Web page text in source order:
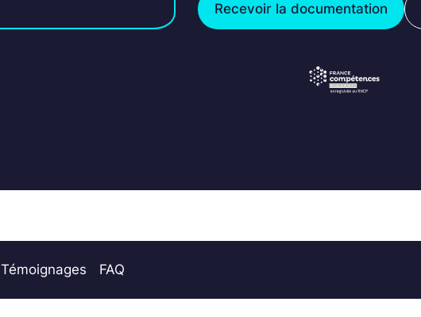
Recevoir la documentation
Témoignages FAQ